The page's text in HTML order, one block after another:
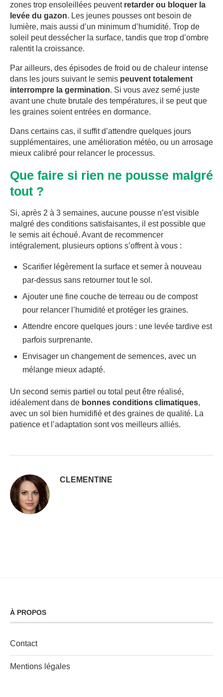
zones trop ensoleillées peuvent retarder ou bloquer la
levée du gazon. Les jeunes pousses ont besoin de
lumière, mais aussi d’un minimum d’humidité. Trop de
soleil peut dessécher la surface, tandis que trop d’ombre
ralentit la croissance.
Par ailleurs, des épisodes de froid ou de chaleur intense
dans les jours suivant le semis peuvent totalement
interrompre la germination. Si vous avez semé juste
avant une chute brutale des températures, il se peut que
les graines soient entrées en dormance.
Dans certains cas, il suffit d’attendre quelques jours
supplémentaires, une amélioration météo, ou un arrosage
mieux calibré pour relancer le processus.
Que faire si rien ne pousse malgré
tout ?
Si, après 2 à 3 semaines, aucune pousse n’est visible
malgré des conditions satisfaisantes, il est possible que
le semis ait échoué. Avant de recommencer
intégralement, plusieurs options s’offrent à vous :
Scarifier légèrement la surface et semer à nouveau
par-dessus sans retourner tout le sol.
Ajouter une fine couche de terreau ou de compost
pour relancer l’humidité et protéger les graines.
Attendre encore quelques jours : une levée tardive est
parfois surprenante.
Envisager un changement de semences, avec un
mélange mieux adapté.
Un second semis partiel ou total peut être réalisé,
idéalement dans de bonnes conditions climatiques,
avec un sol bien humidifié et des graines de qualité. La
patience et l’adaptation sont vos meilleurs alliés.
CLEMENTINE
À PROPOS
Contact
Mentions légales